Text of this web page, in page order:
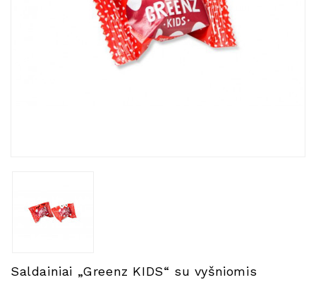
Kosmetika
Kūdikiams
Saldainiai „Greenz KIDS“ su vyšniomis